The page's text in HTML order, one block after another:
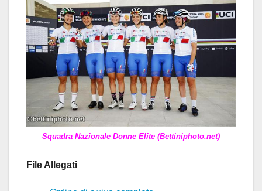
Squadra Nazionale Donne Elite (Bettiniphoto.net)
File Allegati